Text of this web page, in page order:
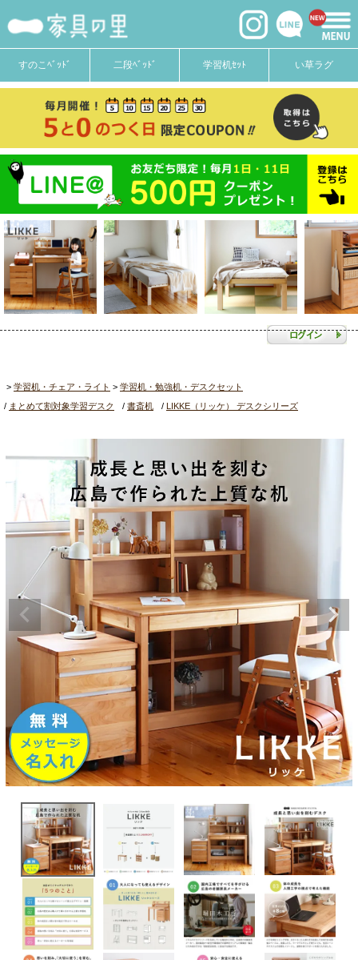
すのこﾍﾞｯﾄﾞ 二段ﾍﾞｯﾄﾞ 学習机ｾｯﾄ い草ラグ
学習机・チェア・ライト
学習机・勉強机・デスクセット
まとめて割対象学習デスク
書斎机 LIKKE（リッケ） デスクシリーズ